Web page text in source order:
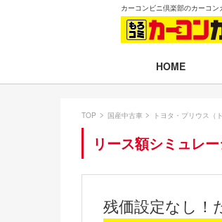
カーコンビニ倶楽部のカーコ
HOME
TOP 国産中古車 トヨタ・プリウス（
リース額シミュレ
残価設定なし！